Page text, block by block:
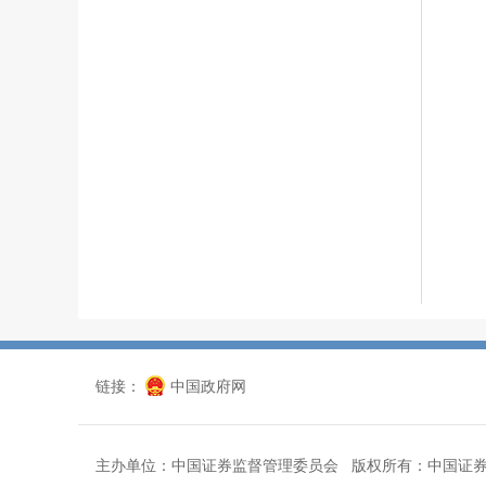
链接： 中国政府网
主办单位：中国证券监督管理委员会 版权所有：中国证